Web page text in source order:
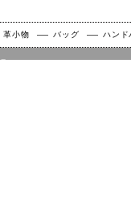
革小物 バッグ ハンド